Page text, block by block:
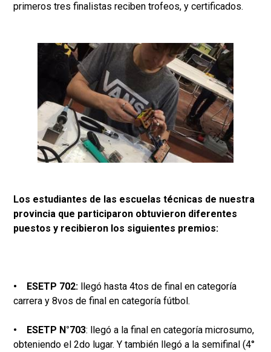
primeros tres finalistas reciben trofeos, y certificados.
Los estudiantes de las escuelas técnicas de nuestra
provincia que participaron obtuvieron diferentes
puestos y recibieron los siguientes premios:
• ESETP 702: llegó hasta 4tos de final en categoría
carrera y 8vos de final en categoría fútbol.
• ESETP N°703: llegó a la final en categoría microsumo,
obteniendo el 2do lugar. Y también llegó a la semifinal (4°